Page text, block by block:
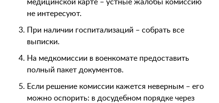
медицинской карте – устные жалобы комиссию
не интересуют.
При наличии госпитализаций – собрать все
выписки.
На медкомиссии в военкомате предоставить
полный пакет документов.
Если решение комиссии кажется неверным – его
можно оспорить: в досудебном порядке через